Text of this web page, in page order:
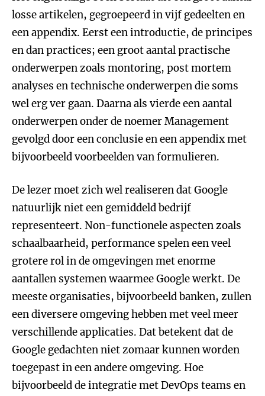
losse artikelen, gegroepeerd in vijf gedeelten en
een appendix. Eerst een introductie, de principes
en dan practices; een groot aantal practische
onderwerpen zoals montoring, post mortem
analyses en technische onderwerpen die soms
wel erg ver gaan. Daarna als vierde een aantal
onderwerpen onder de noemer Management
gevolgd door een conclusie en een appendix met
bijvoorbeeld voorbeelden van formulieren.
De lezer moet zich wel realiseren dat Google
natuurlijk niet een gemiddeld bedrijf
representeert. Non-functionele aspecten zoals
schaalbaarheid, performance spelen een veel
grotere rol in de omgevingen met enorme
aantallen systemen waarmee Google werkt. De
meeste organisaties, bijvoorbeeld banken, zullen
een diversere omgeving hebben met veel meer
verschillende applicaties. Dat betekent dat de
Google gedachten niet zomaar kunnen worden
toegepast in een andere omgeving. Hoe
bijvoorbeeld de integratie met DevOps teams en